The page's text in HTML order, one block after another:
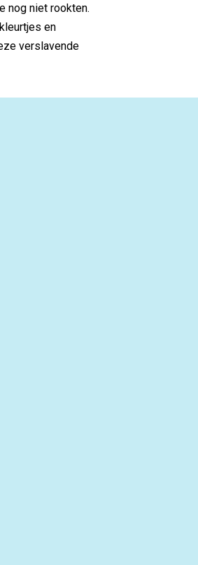
nog niet rookten.
en
verslavende